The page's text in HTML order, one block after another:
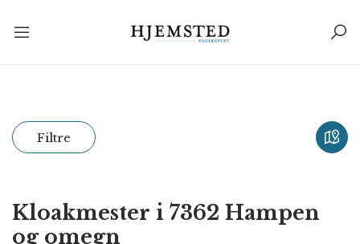
Filtre
Kloakmester i 7362 Hampen
og omegn